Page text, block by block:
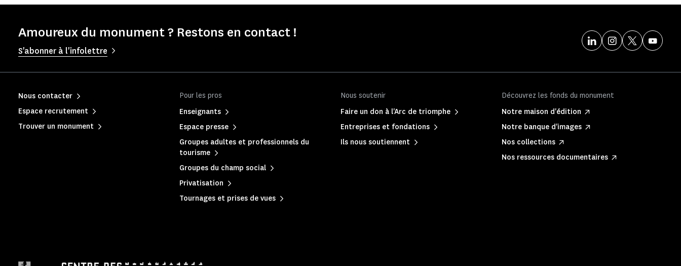
Amoureux du monument ? Restons en contact !
S'abonner à l'infolettre
Pour les pros
Enseignants
Espace presse
Groupes adultes et professionnels du
tourisme
Groupes du champ social
Privatisation
Tournages et prises de vues
Nous soutenir
Faire un don à l'Arc de triomphe
Entreprises et fondations
Ils nous soutiennent
Découvrez les fonds du monument
Notre maison d'édition
Notre banque d'images
Nos collections
Nos ressources documentaires
Nous contacter
Espace recrutement
Trouver un monument